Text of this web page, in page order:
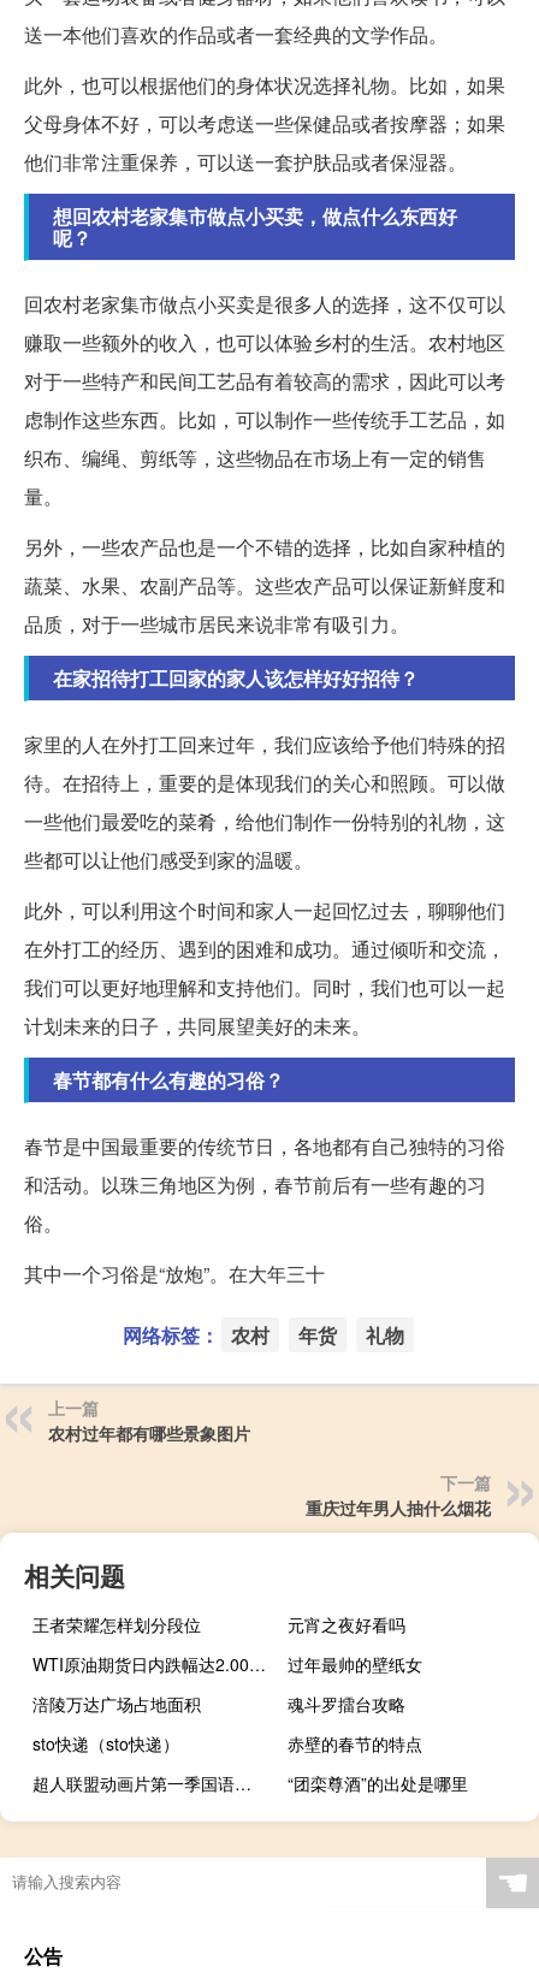
送一本他们喜欢的作品或者一套经典的文学作品。
此外，也可以根据他们的身体状况选择礼物。比如，如果
父母身体不好，可以考虑送一些保健品或者按摩器；如果
他们非常注重保养，可以送一套护肤品或者保湿器。
想回农村老家集市做点小买卖，做点什么东西好
呢？
回农村老家集市做点小买卖是很多人的选择，这不仅可以
赚取一些额外的收入，也可以体验乡村的生活。农村地区
对于一些特产和民间工艺品有着较高的需求，因此可以考
虑制作这些东西。比如，可以制作一些传统手工艺品，如
织布、编绳、剪纸等，这些物品在市场上有一定的销售
量。
另外，一些农产品也是一个不错的选择，比如自家种植的
蔬菜、水果、农副产品等。这些农产品可以保证新鲜度和
品质，对于一些城市居民来说非常有吸引力。
在家招待打工回家的家人该怎样好好招待？
家里的人在外打工回来过年，我们应该给予他们特殊的招
待。在招待上，重要的是体现我们的关心和照顾。可以做
一些他们最爱吃的菜肴，给他们制作一份特别的礼物，这
些都可以让他们感受到家的温暖。
此外，可以利用这个时间和家人一起回忆过去，聊聊他们
在外打工的经历、遇到的困难和成功。通过倾听和交流，
我们可以更好地理解和支持他们。同时，我们也可以一起
计划未来的日子，共同展望美好的未来。
春节都有什么有趣的习俗？
春节是中国最重要的传统节日，各地都有自己独特的习俗
和活动。以珠三角地区为例，春节前后有一些有趣的习
俗。
其中一个习俗是“放炮”。在大年三十
网络标签： 农村 年货 礼物
上一篇
农村过年都有哪些景象图片
下一篇
重庆过年男人抽什么烟花
相关问题
王者荣耀怎样划分段位
元宵之夜好看吗
WTI原油期货日内跌幅达2.00%现报80.81美元/桶
过年最帅的壁纸女
涪陵万达广场占地面积
魂斗罗擂台攻略
sto快递（sto快递）
赤壁的春节的特点
超人联盟动画片第一季国语（超人联盟动画片）
“团栾尊酒”的出处是哪里
☚
公告